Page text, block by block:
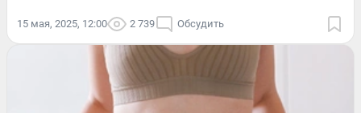
15 мая, 2025, 12:00 2 739 Обсудить